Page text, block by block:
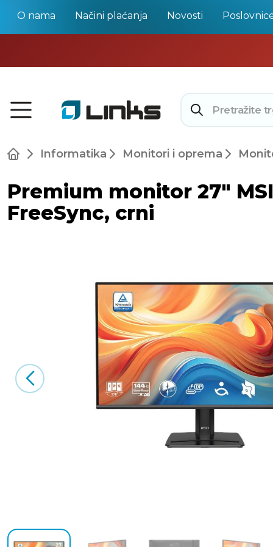
O nama Načini plaćanja Novosti
Informatika Monitori i oprema
Premium monitor 27" MSI
FreeSync, crni